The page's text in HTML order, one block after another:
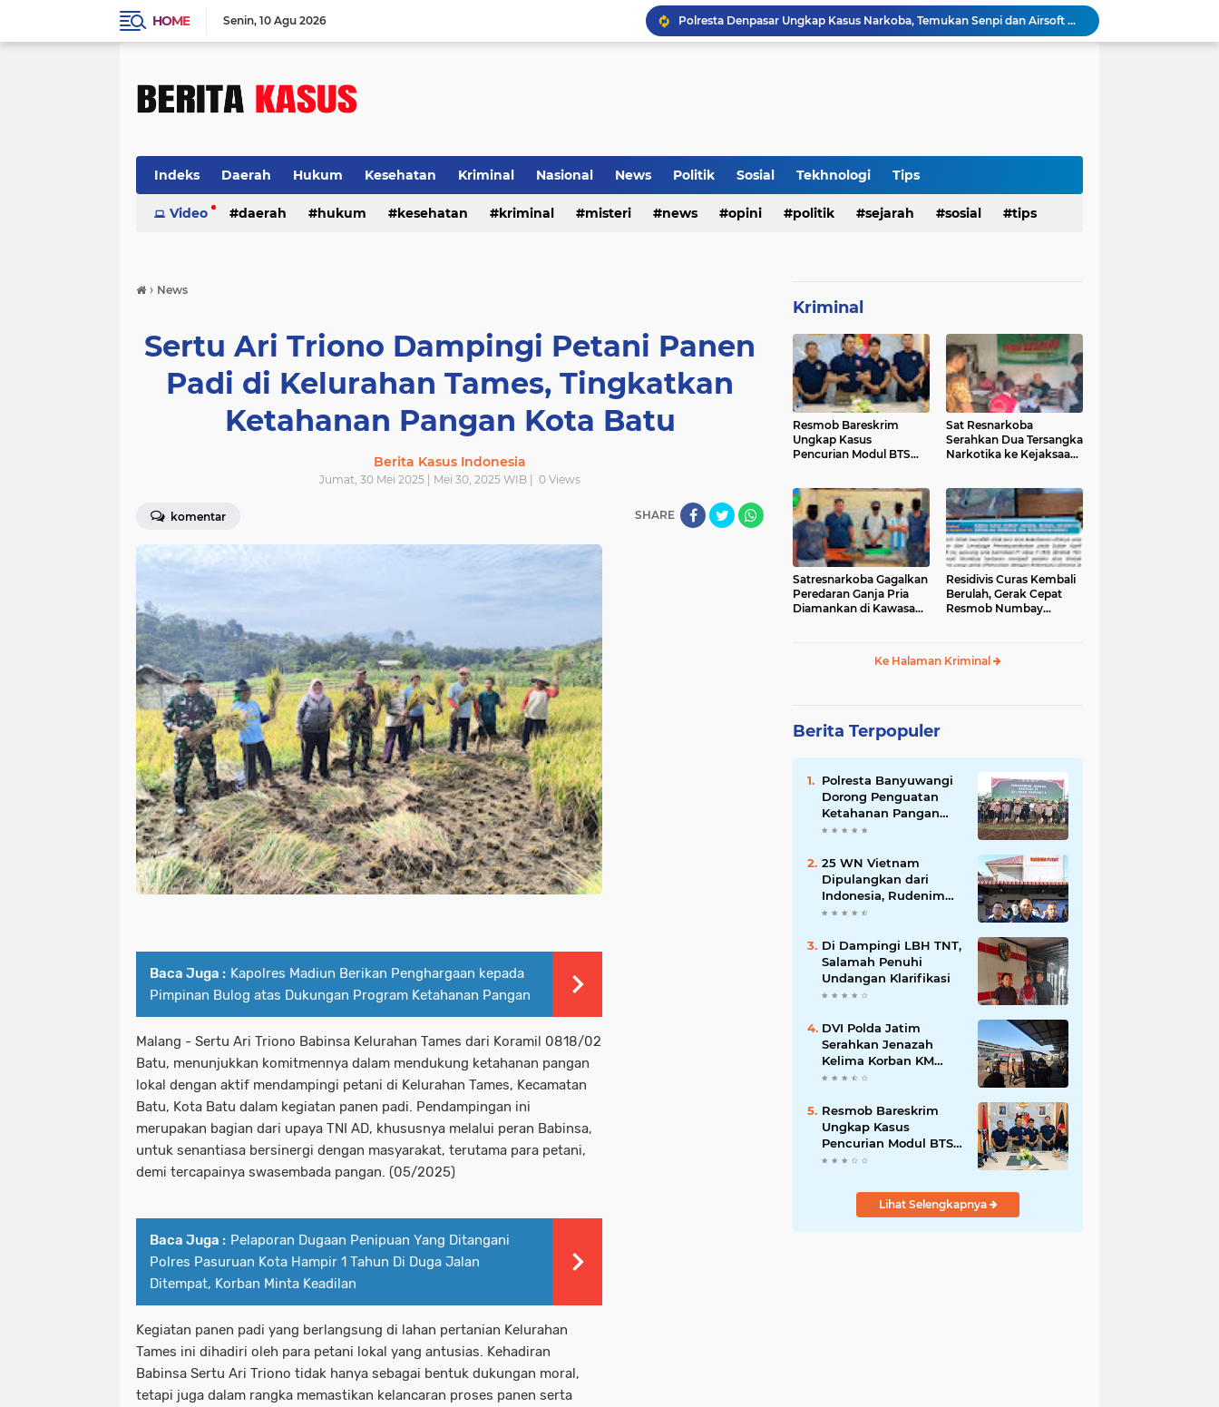
HOME Senin 10 Agu 2026 Polresta Denpasar Ungkap Kasus Narkoba, Temukan Senpi dan Airsoft Gun Saat Pengerebekan
Imigrasi Periksa Penjamin Dua WNA Penyelenggara Event Bali Silent Disco
Tragedi Dini Hari Jembatan Merah Youtefa, Tim Gabungan Evakuasi Korban Pemancing Jatuh ke Laut
Indeks Daerah Hukum Kesehatan Kriminal Nasional News Politik Sosial Tekhnologi Tips
Video daerah hukum kesehatan kriminal misteri news opini politik sejarah sosial tips
› News
Sertu Ari Triono Dampingi Petani Panen
Padi di Kelurahan Tames, Tingkatkan
Ketahanan Pangan Kota Batu
Berita Kasus Indonesia
Jumat, 30 Mei 2025 | Mei 30, 2025 WIB | 0 Views
komentar SHARE
Baca Juga : Kapolres Madiun Berikan Penghargaan kepada
Pimpinan Bulog atas Dukungan Program Ketahanan Pangan
Malang - Sertu Ari Triono Babinsa Kelurahan Tames dari Koramil 0818/02
Batu, menunjukkan komitmennya dalam mendukung ketahanan pangan
lokal dengan aktif mendampingi petani di Kelurahan Tames, Kecamatan
Batu, Kota Batu dalam kegiatan panen padi. Pendampingan ini
merupakan bagian dari upaya TNI AD, khususnya melalui peran Babinsa,
untuk senantiasa bersinergi dengan masyarakat, terutama para petani,
demi tercapainya swasembada pangan. (05/2025)
Baca Juga : Pelaporan Dugaan Penipuan Yang Ditangani
Polres Pasuruan Kota Hampir 1 Tahun Di Duga Jalan
Ditempat, Korban Minta Keadilan
Kegiatan panen padi yang berlangsung di lahan pertanian Kelurahan
Tames ini dihadiri oleh para petani lokal yang antusias. Kehadiran
Babinsa Sertu Ari Triono tidak hanya sebagai bentuk dukungan moral,
tetapi juga dalam rangka memastikan kelancaran proses panen serta
Kriminal
Resmob Bareskrim
Ungkap Kasus
Pencurian Modul BTS
Sat Resnarkoba
Serahkan Dua Tersangka
Narkotika ke Kejaksaan
‎Satresnarkoba Gagalkan
Peredaran Ganja Pria
Diamankan di Kawasan
‎Residivis Curas Kembali
Berulah, Gerak Cepat
Resmob Numbay
Ke Halaman Kriminal
Berita Terpopuler
Polresta Banyuwangi
Dorong Penguatan
Ketahanan Pangan
Lewat Penanaman
2025
25 WN Vietnam
Dipulangkan dari
Indonesia, Rudenim
Tanjungpinang
Prosedur
Di Dampingi LBH TNT,
Salamah Penuhi
Undangan Klarifikasi
DVI Polda Jatim
Serahkan Jenazah
Kelima Korban KM
Mutiara Sentosa II
Resmob Bareskrim
Ungkap Kasus
Pencurian Modul BTS
Senilai Rp.60 Miliar,
Lihat Selengkapnya